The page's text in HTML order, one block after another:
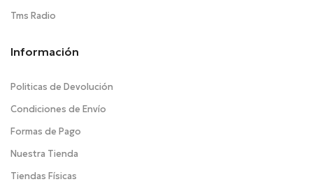
Tms Radio
Información
Politicas de Devolución
Condiciones de Envío
Formas de Pago
Nuestra Tienda
Tiendas Físicas